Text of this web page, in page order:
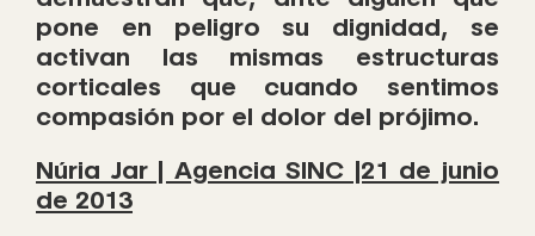
pone en peligro su dignidad, se
activan las mismas estructuras
corticales que cuando sentimos
compasión por el dolor del prójimo.
Núria Jar | Agencia SINC |21 de junio
de 2013